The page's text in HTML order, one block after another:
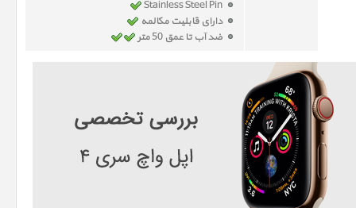
دارای قابلیت مکالمه
ضد آب تا عمق 50 متر